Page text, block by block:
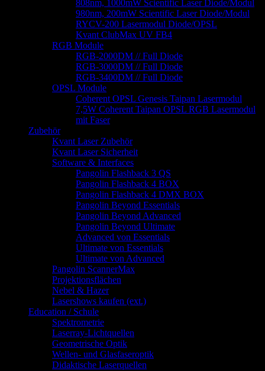
808nm, 1000mW Scientific Laser Diode/Modul
980nm, 200mW Scientific Laser Diode/Modul
RYCV-200 Lasermodul Diode/OPSL
Kvant ClubMax UV FB4
RGB Module
RGB-2000DM // Full Diode
RGB-3000DM // Full Diode
RGB-3400DM // Full Diode
OPSL Module
Coherent OPSL Genesis Taipan Lasermodul
7,5W Coherent Taipan OPSL RGB Lasermodul
mit Faser
Zubehör
Kvant Laser Zubehör
Kvant Laser Sicherheit
Software & Interfaces
Pangolin Flashback 3 QS
Pangolin Flashback 4 BOX
Pangolin Flashback 4 DMX BOX
Pangolin Beyond Essentials
Pangolin Beyond Advanced
Pangolin Beyond Ultimate
Advanced von Essentials
Ultimate von Essentials
Ultimate von Advanced
Pangolin ScannerMax
Projektionsflächen
Nebel & Hazer
Lasershows kaufen (ext.)
Education / Schule
Spektrometrie
Laserray-Lichtquellen
Geometrische Optik
Wellen- und Glasfaseroptik
Didaktische Laserquellen